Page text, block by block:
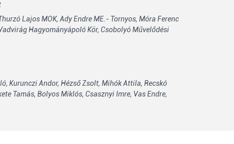
Lajos MOK, Ady Endre ME.- Tornyos, Móra Ferenc
Hagyományápoló Kör, Csobolyó Művelődési
Kurunczi Andor, Hézső Zsolt, Mihók Attila, Recskó
Tamás, Bolyos Miklós, Csasznyi Imre, Vas Endre,